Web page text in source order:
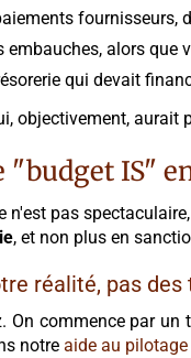
fournisseurs,
embauches, alors que
qui devait
objectivement, aurait
IS"
n'est pas
, et non plus en
réalité, pas
On commence par
notre aide au pilotage